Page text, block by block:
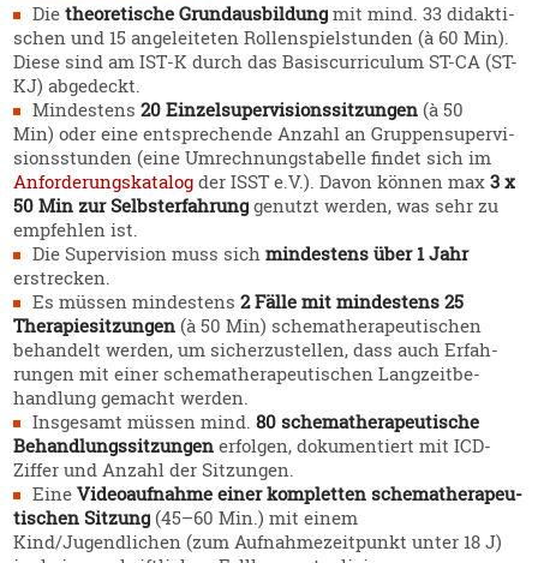
Dietheore­tische Grund­aus­bildungmit mind. 33 didak­ti­
schen und 15 angelei­teten Rollen­spiel­stunden (à 60 Min).
Diese sind am IST‑K durch das Basis­cur­ri­culum ST-CA (ST-
KJ) abgedeckt.
Mindestens20 Einzel­su­per­vi­si­ons­sit­zungen(à 50
Min) oder eine entspre­chende Anzahl an Gruppen­su­per­vi­
si­ons­stunden (eine Umrech­nungs­ta­belle findet sich im
Anfor­de­rungs­ka­talogder ISST e.V.). Davon können max3 x
50 Min zur Selbst­er­fahrunggenutzt werden, was sehr zu
empfehlen ist.
Die Super­vision muss sichmindestens über 1 Jahr
erstrecken.
Es müssen mindestens2 Fälle mit mindestens 25
Thera­pie­sit­zungen(à 50 Min) schema­the­ra­peu­ti­schen
behandelt werden, um sicher­zu­stellen, dass auch Erfah­
rungen mit einer schema­the­ra­peu­ti­schen Langzeit­be­
handlung gemacht werden.
Insgesamt müssen mind.80 schema­the­ra­peu­tische
Behand­lungs­sit­zungenerfolgen, dokumen­tiert mit ICD-
Ziffer und Anzahl der Sitzungen.
EineVideo­auf­nahme einer kompletten schema­the­ra­peu­
ti­schen Sitzung(45–60 Min.) mit einem
Kind/Jugendlichen (zum Aufnah­me­zeit­punkt unter 18 J)